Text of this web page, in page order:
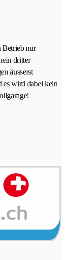
Betrieb nur
dritter
äusserst
es wird dabei kein